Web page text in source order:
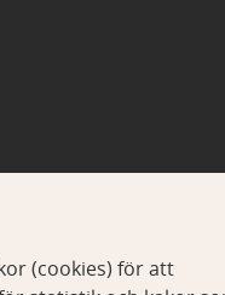
(cookies) för att